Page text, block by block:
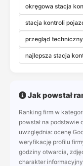
okręgowa stacja
stacja kontroli
przegląd
najlepsza stacja
Jak powstał
Ranking firm w
powstał na podstawie
uwzględnia: ocenę
weryfikację profilu
godziny otwarcia,
charakter